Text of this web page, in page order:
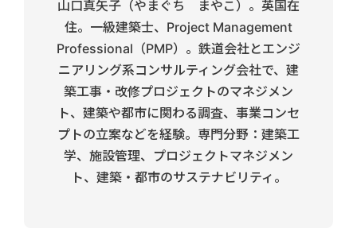
山口真矢子（やまぐち まやこ）。英国在
住。一級建築士、Project Management
Professional（PMP）。鉄道会社とエンジ
ニアリング系コンサルティング会社で、建
築工事・改修プロジェクトのマネジメン
ト、建築や都市に関わる調査、事業コンセ
プトの立案などを経験。専門分野：建築工
学、施設管理、プロジェクトマネジメン
ト、建築・都市のサステナビリティ。